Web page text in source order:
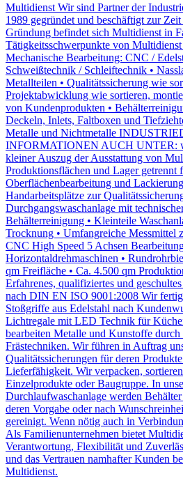
Multidienst Wir sind Partner der
1989 gegründet und beschäftigt zur
Gründung befindet sich Multidienst in
Tätigkeitsschwerpunkte von
Mechanische Bearbeitung: CNC /
Schweißtechnik / Schleiftechnik •
Metallteilen • Qualitätssicherung wie
Projektabwicklung wie sortieren,
von Kundenprodukten •
Deckeln, Inlets, Faltboxen und
Metalle und Nichtmetalle
INFORMATIONEN AUCH UNTER:
kleiner Auszug der Ausstattung von
Produktionsflächen und Lager getrennt
Oberflächenbearbeitung und
Handarbeitsplätze zur
Durchgangswaschanlage mit
Behälterreinigung • Kleinteile
Trocknung • Umfangreiche Messmittel
CNC High Speed 5 Achsen
Horizontaldrehmaschinen •
qm Freifläche • Ca. 4.500 qm
Erfahrenes, qualifiziertes und
nach DIN EN ISO 9001:2008 Wir
Stoßgriffe aus Edelstahl nach
Lichtregale mit LED Technik für
bearbeiten Metalle und Kunstoffe
Frästechniken. Wir führen in Auftrag
Qualitätssicherungen für deren
Lieferfähigkeit. Wir verpacken,
Einzelprodukte oder Baugruppe. In
Durchlaufwaschanlage werden
deren Vorgabe oder nach
gereinigt. Wenn nötig auch in
Als Familienunternehmen bietet
Verantwortung, Flexibilität und
und das Vertrauen namhafter Kunden
Multidienst.